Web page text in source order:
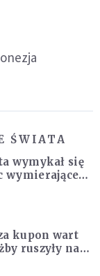
ŚWIATA
wymykał się
wymierające
kupon wart
ruszyły na